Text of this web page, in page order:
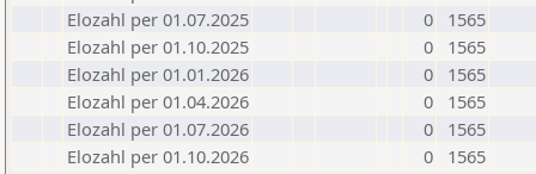
Elozahl per 01.07.2025
0
1565
Elozahl per 01.10.2025
0
1565
Elozahl per 01.01.2026
0
1565
Elozahl per 01.04.2026
0
1565
Elozahl per 01.07.2026
0
1565
Elozahl per 01.10.2026
0 1565